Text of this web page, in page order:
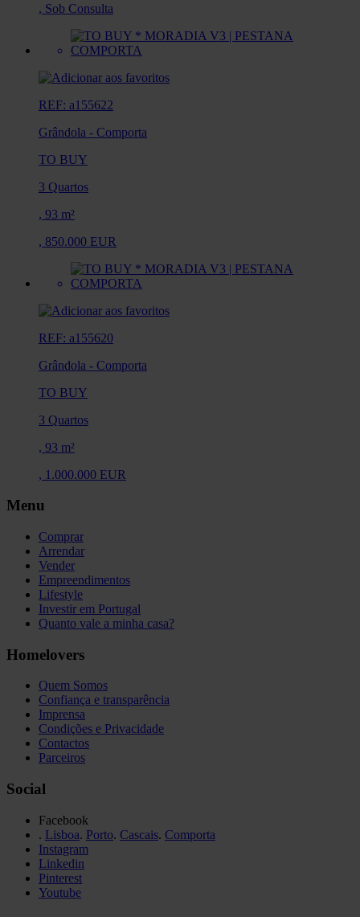
, Sob Consulta
REF: a155622
Grândola - Comporta
TO BUY
3 Quartos
, 93 m²
, 850.000 EUR
REF: a155620
Grândola - Comporta
TO BUY
3 Quartos
, 93 m²
, 1.000.000 EUR
Menu
Comprar
Arrendar
Vender
Empreendimentos
Lifestyle
Investir em Portugal
Quanto vale a minha casa?
Homelovers
Quem Somos
Confiança e transparência
Imprensa
Condições e Privacidade
Contactos
Parceiros
Social
Facebook
. Lisboa. Porto. Cascais. Comporta
Instagram
Linkedin
Pinterest
Youtube